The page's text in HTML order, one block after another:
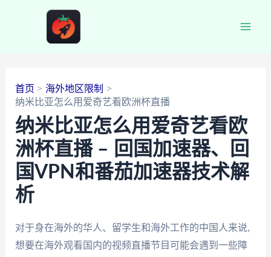
首页
海外地区限制
纳米比亚怎么用爱奇艺看欧洲杯直播
纳米比亚怎么用爱奇艺看欧
洲杯直播 – 回国加速器、回
国VPN和番茄加速器技术解
析
对于身在海外的华人、留学生和海外工作的中国人来说,
想要在海外观看国内的视频直播节目可能会遇到一些障